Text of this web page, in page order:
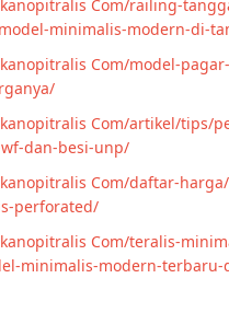
Com/railing-
minimalis-modern-di-
Com/model-
Com/artikel/tips/
dan-besi-unp/
Com/daftar-
perforated/
Com/teralis-
minimalis-modern-